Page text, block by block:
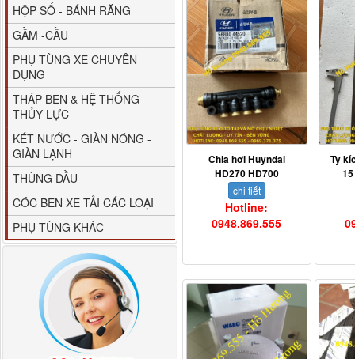
Chia hơi Huyndai
HD270 HD700
chi tiết
Hotline:
0948.869.555
Ty
HỘP SỐ - BÁNH RĂNG
GẦM -CẦU
PHỤ TÙNG XE CHUYÊN
DỤNG
THÁP BEN & HỆ THỐNG
THỦY LỰC
KÉT NƯỚC - GIÀN NÓNG -
GIÀN LẠNH
THÙNG DẦU
CÓC BEN XE TẢI CÁC LOẠI
PHỤ TÙNG KHÁC
80YHCB-60 Bơm xăng
dầu 60m3/h...
M4610162101A0 Tapbi